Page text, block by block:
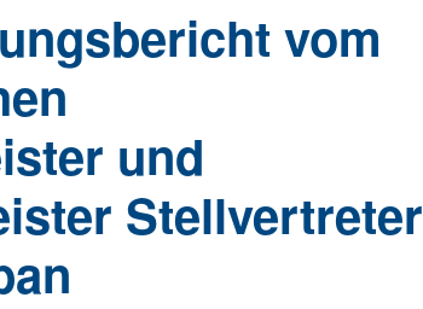
vom
und
Stellvertreter